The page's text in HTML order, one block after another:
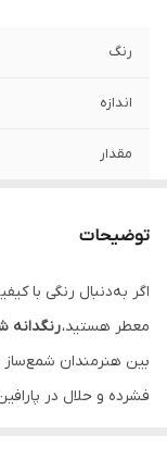
رنگ
اندازه
مقدار
توضیحات
اگر به‌دنبال رنگی با
معطر هستید،رنگدانه
بین هنرمندان
فشرده و حلال در